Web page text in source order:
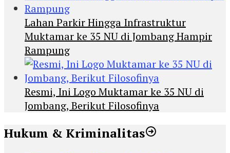
Lahan Parkir Hingga Infrastruktur
Muktamar ke 35 NU di Jombang Hampir
Rampung
Resmi, Ini Logo Muktamar ke 35 NU di
Jombang, Berikut Filosofinya
Hukum & Kriminalitas